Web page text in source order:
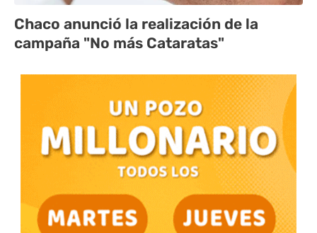
Chaco anunció la realización de la
campaña "No más Cataratas"